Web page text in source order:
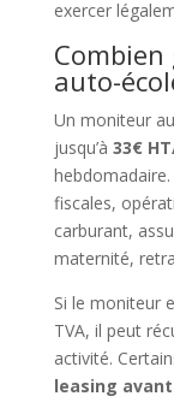
exercer
auto-
Un moniteur
jusqu’à 33€
fiscales,
carburant,
maternité,
Si le moniteur
TVA, il peut
activité.
leasing